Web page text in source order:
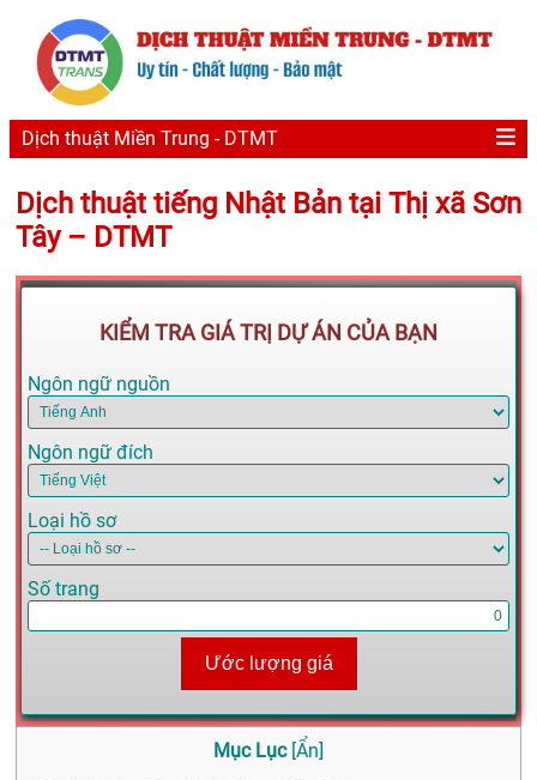
Dịch thuật Miền Trung - DTMT
Dịch thuật tiếng Nhật Bản tại Thị xã Sơn
Tây – DTMT
KIỂM TRA GIÁ TRỊ DỰ ÁN CỦA BẠN
Ngôn ngữ nguồn
Ngôn ngữ đích
Loại hồ sơ
Số trang
Ước lượng giá
Mục Lục [Ẩn]